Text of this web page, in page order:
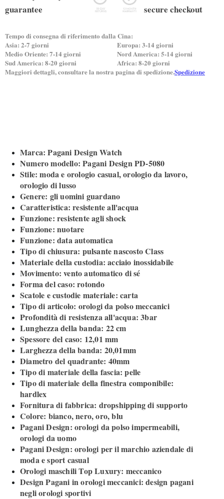
Tempo di consegna di riferimento dalla Cina:
Asia: 2-7 giorni
Europa: 3-14 giorni
Medio Oriente: 7-14 giorni
Nord America: 5-14 giorni
Sud America: 8-20 giorni
Africa: 8-20 giorni
Maggiori dettagli, consultare la nostra pagina di spedizione.Spedizione
Marca: Pagani Design Watch
Numero modello: Pagani Design PD-5080
Stile: moda e orologio casual, orologio da lavoro,
orologio di lusso
Genere: gli uomini guardano
Caratteristica: resistente all'acqua
Funzione: resistente agli shock
Funzione: nuotare
Funzione: data automatica
Tipo di chiusura: pulsante nascosto Class
Materiale della custodia: acciaio inossidabile
Movimento: vento automatico di sé
Forma del caso: rotondo
Scatole e custodie materiale: carta
Tipo di articolo: orologi da polso meccanici
Profondità di resistenza all'acqua: 3bar
Lunghezza della banda: 22 cm
Spessore del caso: 12,01 mm
Larghezza della banda: 20,01mm
Diametro del quadrante: 40mm
Tipo di materiale della fascia: pelle
Tipo di materiale della finestra componibile:
hardlex
Fornitura di fabbrica: dropshipping di supporto
Colore: bianco, nero, oro, blu
Pagani Design: orologi da polso impermeabili,
orologi da uomo
Pagani Design: orologi per il marchio aziendale di
moda e sport casual
Orologi maschili Top Luxury: meccanico
Design Pagani in orologi meccanici: design pagani
negli orologi sportivi